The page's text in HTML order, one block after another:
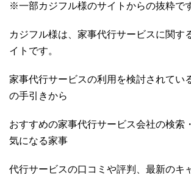
※一部カジフル様のサイトからの抜粋で
カジフル様は、家事代行サービスに関す
イトです。
家事代行サービスの利用を検討されてい
の手引きから
おすすめの家事代行サービス会社の検索
気になる家事
代行サービスの口コミや評判、最新のキ